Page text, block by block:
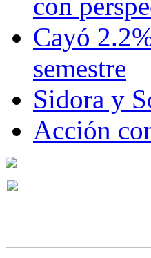
Cayó
semestre
Sidora y
Acción